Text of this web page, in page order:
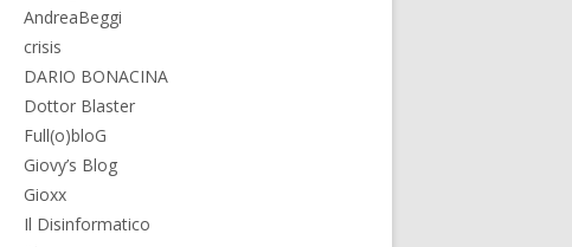
AndreaBeggi
crisis
DARIO BONACINA
Dottor Blaster
Full(o)bloG
Giovy’s Blog
Gioxx
Il Disinformatico